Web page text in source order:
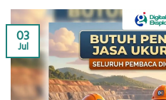
03
Jul